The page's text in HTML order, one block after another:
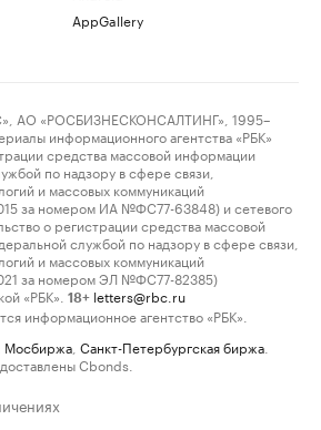
AppGallery
АО «РОСБИЗНЕСКОНСАЛТИНГ», 1995–
информационного агентства «РБК»
средства массовой информации
по надзору в сфере связи,
и массовых коммуникаций
за номером ИА №ФС77-63848) и сетевого
о регистрации средства массовой
службой по надзору в сфере связи,
и массовых коммуникаций
за номером ЭЛ №ФС77-82385)
«РБК».
18+ letters@rbc.ru
информационное агентство «РБК».
Мосбиржа Санкт-Петербургская биржа
Cbonds.